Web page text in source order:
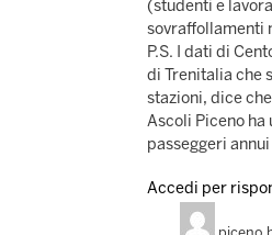
(studenti e
sovraffollamenti
P.S. I dati di
di Trenitalia che
stazioni, dice
Ascoli Piceno ha
passeggeri
Accedi per